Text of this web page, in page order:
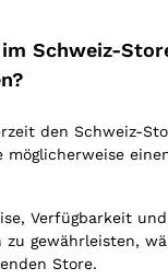
Santi
Frati
in unserem
Schweiz-
den Schweiz-
möglicherweise
Verfügbarkeit und
zu gewährleisten,
Store.